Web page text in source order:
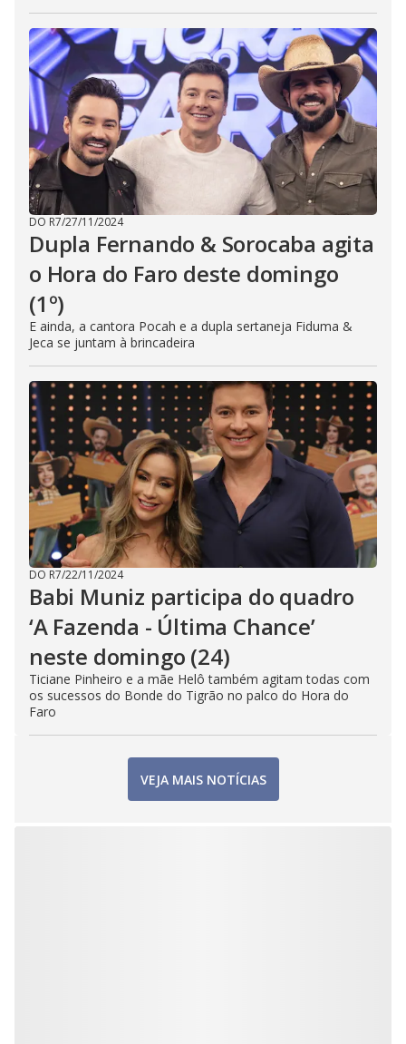
DO R7/27/11/2024
Dupla Fernando & Sorocaba agita
o Hora do Faro deste domingo
(1º)
E ainda, a cantora Pocah e a dupla sertaneja Fiduma &
Jeca se juntam à brincadeira
DO R7/22/11/2024
Babi Muniz participa do quadro
‘A Fazenda - Última Chance’
neste domingo (24)
Ticiane Pinheiro e a mãe Helô também agitam todas com
os sucessos do Bonde do Tigrão no palco do Hora do
Faro
VEJA MAIS NOTÍCIAS